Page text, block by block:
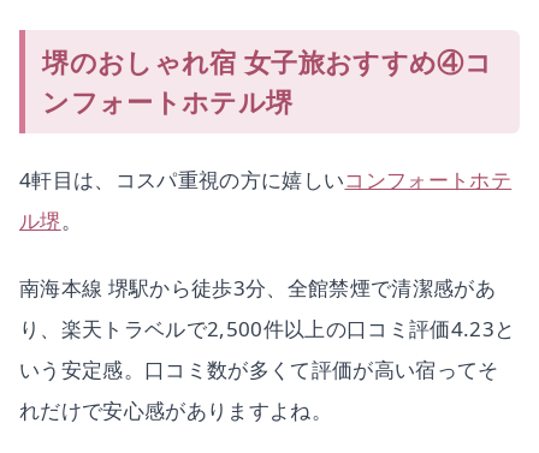
堺のおしゃれ宿 女子旅おすすめ④コ
ンフォートホテル堺
4軒目は、コスパ重視の方に嬉しいコンフォートホテ
ル堺。
南海本線 堺駅から徒歩3分、全館禁煙で清潔感があ
り、楽天トラベルで2,500件以上の口コミ評価4.23と
いう安定感。口コミ数が多くて評価が高い宿ってそ
れだけで安心感がありますよね。